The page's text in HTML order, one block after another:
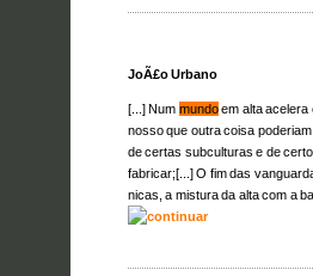
JoÃ£o Urbano
[...] Num mundoem alta acelera
nosso que outra coisa
de certas subculturas e de
fabricar;[...] O fim das
nicas, a mistura da alta com a